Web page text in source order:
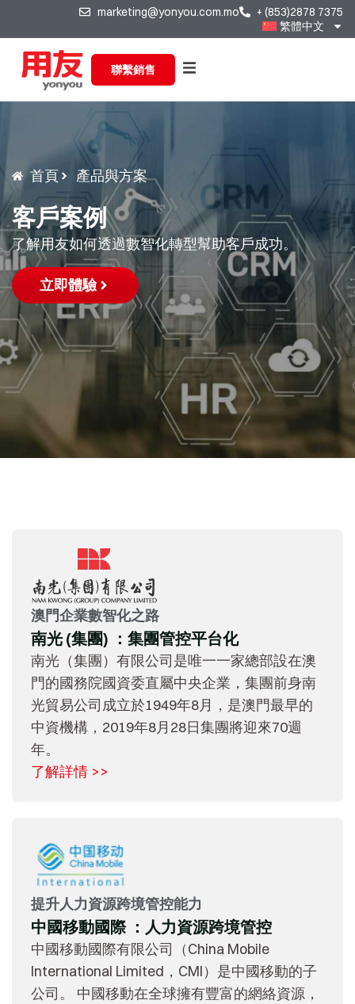
marketing@yonyou.com.mo
+ (853)2878 7375
繁體中文
聯繫銷售
首頁 產品與方案
客戶案例
了解用友如何透過數智化轉型幫助客戶成功。
立即體驗
澳門企業數智化之路
南光 (集團) ：集團管控平台化
南光（集團）有限公司是唯一一家總部設在澳
門的國務院國資委直屬中央企業，集團前身南
光貿易公司成立於1949年8月，是澳門最早的
中資機構，2019年8月28日集團將迎來70週
年。
了解詳情 >>
提升人力資源跨境管控能力
中國移動國際 ：人力資源跨境管控
中國移動國際有限公司（China Mobile
International Limited，CMI）是中國移動的子
公司。 中國移動在全球擁有豐富的網絡資源，